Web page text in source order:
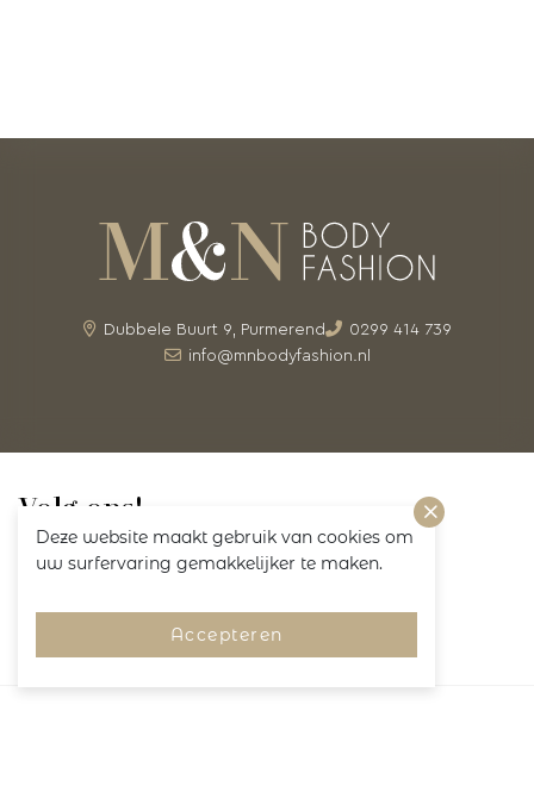
Deze website maakt gebruik van cookies om
uw surfervaring gemakkelijker te maken.
Accepteren
Dubbele Buurt 9, Purmerend
0299 414 739
info@mnbodyfashion.nl
Volg ons!